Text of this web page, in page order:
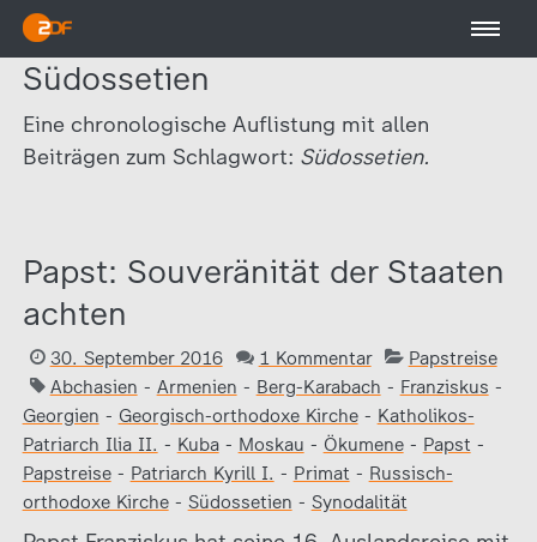
Südossetien
Eine chronologische Auflistung mit allen
Beiträgen zum Schlagwort: Südossetien.
Papst: Souveränität der Staaten
achten
30. September 2016 1 Kommentar
Papstreise
Abchasien - Armenien - Berg-Karabach - Franziskus -
Georgien - Georgisch-orthodoxe Kirche- Katholikos-
Patriarch Ilia II. - Kuba- Moskau - Ökumene- Papst -
Papstreise- Patriarch Kyrill I. - Primat - Russisch-
orthodoxe Kirche- Südossetien - Synodalität